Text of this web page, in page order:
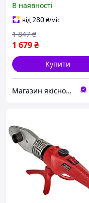
В наявності
від280₴/міс
1 679₴
1 847 ₴
Купити
Магазин якісного інструменту Tools Shop 24/7